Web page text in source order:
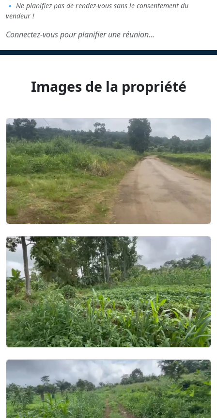
🔹 Ne planifiez pas de rendez-vous sans le consentement du
vendeur !
Connectez-vous pour planifier une réunion...
Images de la propriété